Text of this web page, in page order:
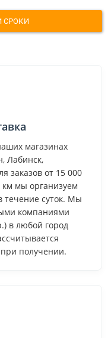
СРОКИ
магазинах
Лабинск,
заказов от 15 000
км мы организуем
течение суток. Мы
компаниями
в любой город
получении.